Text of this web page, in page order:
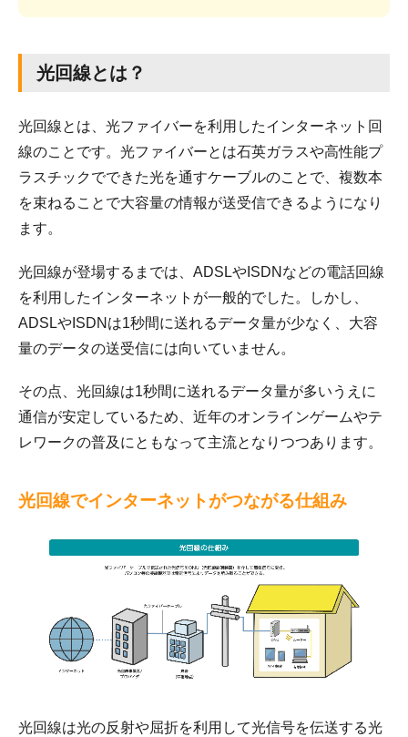
光回線とは？
光回線とは、光ファイバーを利用したインターネット回
線のことです。光ファイバーとは石英ガラスや高性能プ
ラスチックでできた光を通すケーブルのことで、複数本
を束ねることで大容量の情報が送受信できるようになり
ます。
光回線が登場するまでは、ADSLやISDNなどの電話回線
を利用したインターネットが一般的でした。しかし、
ADSLやISDNは1秒間に送れるデータ量が少なく、大容
量のデータの送受信には向いていません。
その点、光回線は1秒間に送れるデータ量が多いうえに
通信が安定しているため、近年のオンラインゲームやテ
レワークの普及にともなって主流となりつつあります。
光回線でインターネットがつながる仕組み
光回線は光の反射や屈折を利用して光信号を伝送する光